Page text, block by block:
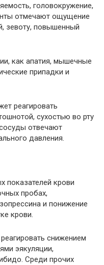
головокружение,
отмечают ощущение
зевоту, повышенный
как апатия, мышечные
припадки и
реагировать
сухостью во рту
отвечают
давления.
показателей крови
пробах,
и понижение
крови.
снижением
эякуляции,
Среди прочих